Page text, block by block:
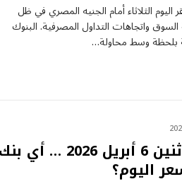
اليوم الثلاثاء أمام الجنيه المصري في ظل
واتجاهات التداول المصرفية. البنوك
بلحظة وسط محاولة…
سعر الدولار الاثنين 6 أبريل 2026 … أي بنك
اليوم؟